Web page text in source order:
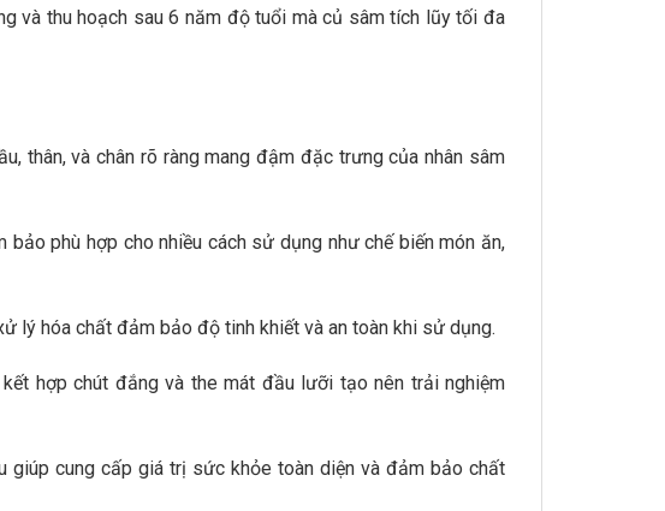
và thu hoạch sau 6 năm độ tuổi mà củ sâm tích lũy tối đa
thân, và chân rõ ràng mang đậm đặc trưng của nhân sâm
phù hợp cho nhiều cách sử dụng như chế biến món ăn,
lý hóa chất đảm bảo độ tinh khiết và an toàn khi sử dụng.
hợp chút đắng và the mát đầu lưỡi tạo nên trải nghiệm
giúp cung cấp giá trị sức khỏe toàn diện và đảm bảo chất